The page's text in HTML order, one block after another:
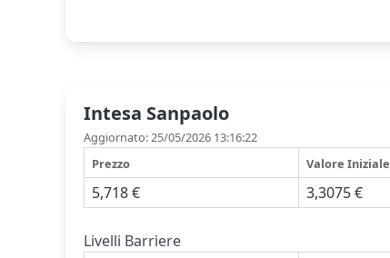
Intesa Sanpaolo
Aggiornato: 25/05/2026 13:16:22
Prezzo
Valore Iniziale
5,718 € 3,3075 €
Livelli Barriere